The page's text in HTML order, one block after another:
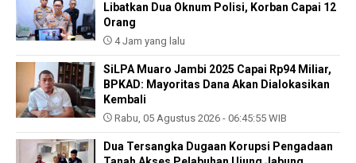
Libatkan Dua Oknum Polisi, Korban Capai 12
Orang
4 Jam yang lalu
SiLPA Muaro Jambi 2025 Capai Rp94 Miliar,
BPKAD: Mayoritas Dana Akan Dialokasikan
Kembali
Rabu, 05 Agustus 2026 - 06:45:55 WIB
Dua Tersangka Dugaan Korupsi Pengadaan